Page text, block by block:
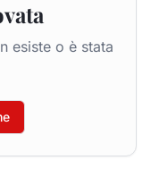
esiste o è stata